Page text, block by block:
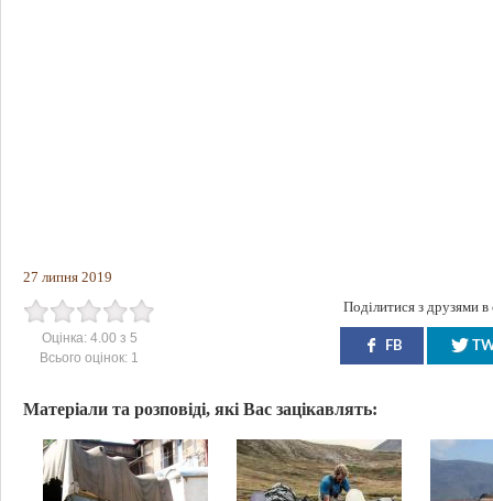
27 липня 2019
Оцінка: 4.00 з 5
Всього оцінок: 1
Поділитися з друзями
FB
Матеріали та розповіді, які Вас зацікавлять: